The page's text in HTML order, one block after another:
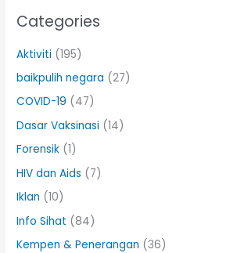
Categories
Aktiviti (195)
baikpulih negara (27)
COVID-19 (47)
Dasar Vaksinasi (14)
Forensik (1)
HIV dan Aids (7)
Iklan (10)
Info Sihat (84)
Kempen & Penerangan (36)